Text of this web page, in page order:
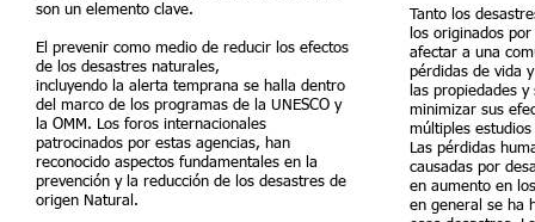
son un elemento clave.
El prevenir como medio de reducir los efectos
de los desastres naturales,
incluyendo la alerta temprana se halla dentro
del marco de los programas de la UNESCO y
la OMM. Los foros internacionales
patrocinados por estas agencias, han
reconocido aspectos fundamentales en la
prevención y la reducción de los desastres de
origen Natural.
Tanto los
los originados
afectar a una
pérdidas de vida
las propiedades
minimizar sus
múltiples
Las pérdidas
causadas por
en aumento en
en general se ha